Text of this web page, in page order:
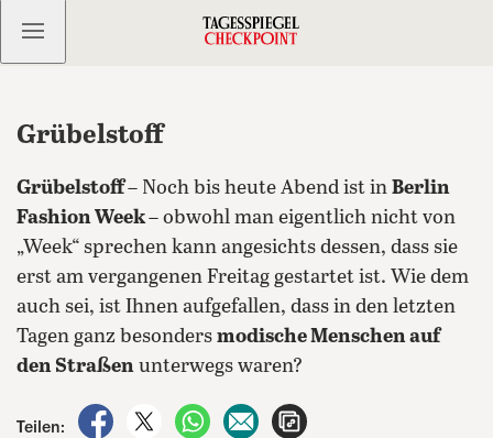
Kostenlos anmelden
Grübelstoff
Grübelstoff– Noch bis heute Abend ist in Berlin
Fashion Week– obwohl man eigentlich nicht von
„Week“ sprechen kann angesichts dessen, dass sie
erst am vergangenen Freitag gestartet ist. Wie dem
auch sei, ist Ihnen aufgefallen, dass in den letzten
Tagen ganz besonders modische Menschen auf
den Straßen unterwegs waren?
Teilen:
auf Facebook teilen
auf X teilenper WhatsApp teilen
per E-Mail teilen